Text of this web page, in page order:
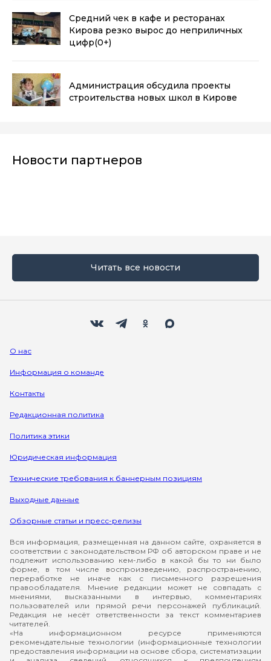
Средний чек в кафе и ресторанах
Кирова резко вырос до неприличных
цифр(0+)
Администрация обсудила проекты
строительства новых школ в Кирове
Новости партнеров
Читать все новости
О нас
Информация о команде
Контакты
Редакционная политика
Политика этики
Юридическая информация
Технические требования к баннерным позициям
Выходные данные
Обзорные статьи и пресс-релизы
Вся информация, размещенная на данном сайте, охраняется в
соответствии с законодательством РФ об авторском праве и не
подлежит использованию кем-либо в какой бы то ни было
форме, в том числе воспроизведению, распространению,
переработке не иначе как с письменного разрешения
правообладателя. Мнение редакции может не совпадать с
мнениями, высказанными в интервью, комментариях
пользователей или прямой речи персонажей публикаций.
Редакция не несёт ответственности за текст комментариев
читателей.
«На информационном ресурсе применяются
рекомендательные технологии (информационные технологии
предоставления информации на основе сбора, систематизации